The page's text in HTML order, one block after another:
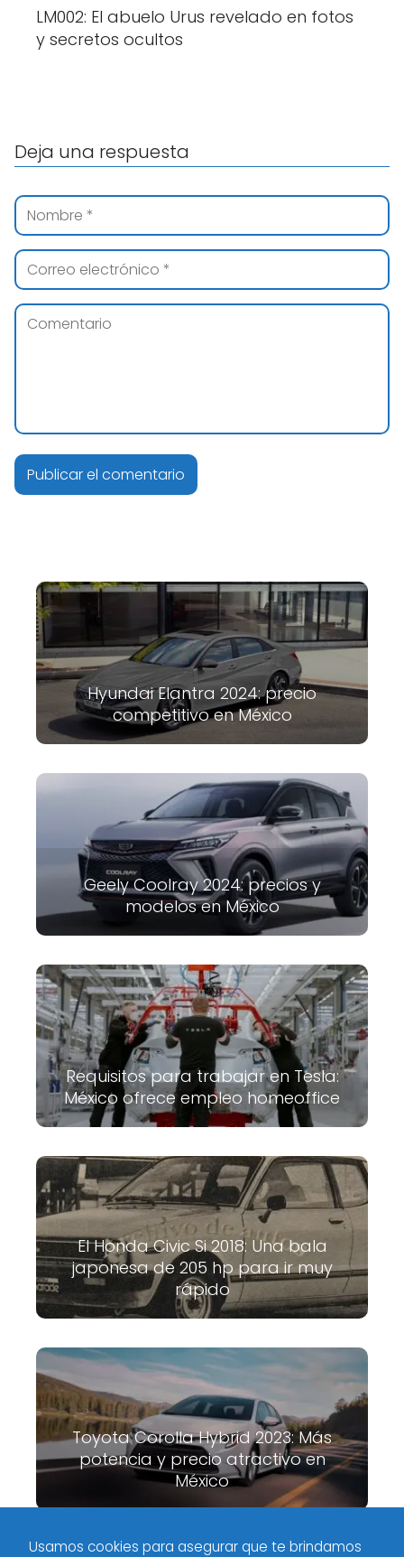
LM002: El abuelo Urus revelado en fotos
y secretos ocultos
Deja una respuesta
Hyundai Elantra 2024: precio
competitivo en México
Geely Coolray 2024: precios y
modelos en México
Requisitos para trabajar en Tesla:
México ofrece empleo homeoffice
El Honda Civic Si 2018: Una bala
japonesa de 205 hp para ir muy
rápido
Toyota Corolla Hybrid 2023: Más
potencia y precio atractivo en
México
Usamos cookies para asegurar que te brindamos